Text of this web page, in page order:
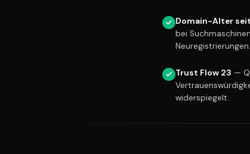
Domain-Alter
bei
Neuregistrierungen.
Trust Flow 23 —
widerspiegelt.